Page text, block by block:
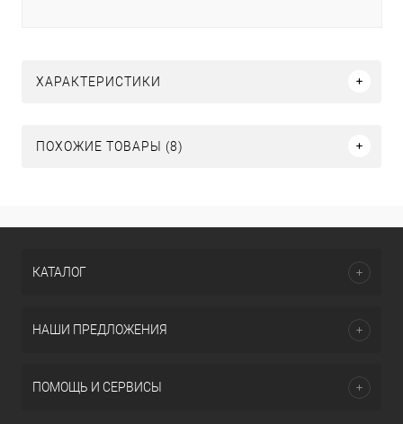
ХАРАКТЕРИСТИКИ
ПОХОЖИЕ ТОВАРЫ (8)
КАТАЛОГ
НАШИ ПРЕДЛОЖЕНИЯ
ПОМОЩЬ И СЕРВИСЫ